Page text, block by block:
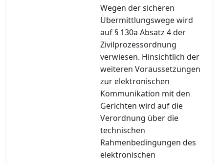
Wegen der sicheren
Übermittlungswege wird
auf § 130a Absatz 4 der
Zivilprozessordnung
verwiesen. Hinsichtlich der
weiteren Voraussetzungen
zur elektronischen
Kommunikation mit den
Gerichten wird auf die
Verordnung über die
technischen
Rahmenbedingungen des
elektronischen